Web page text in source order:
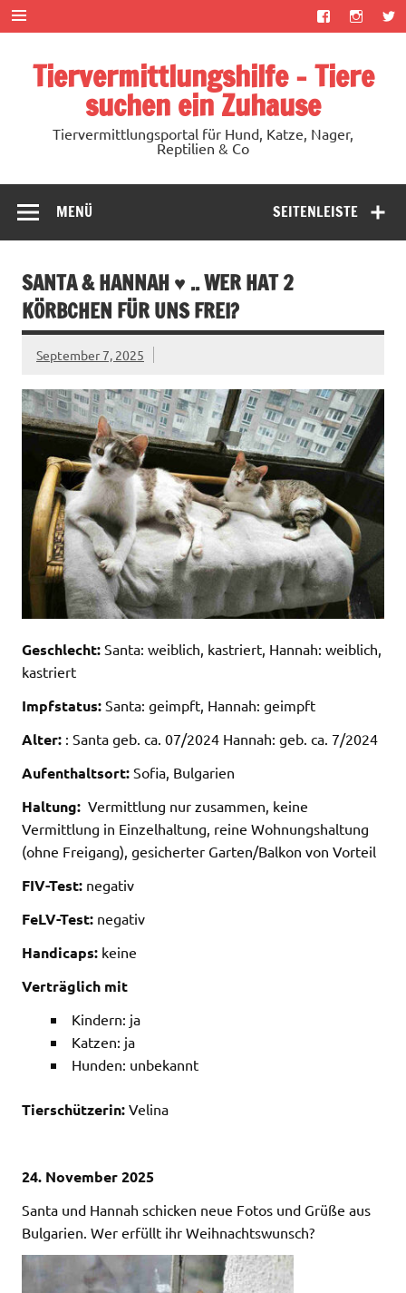
Zum
Inhalt
springen
Tiervermittlungshilfe – Tiere
suchen ein Zuhause
Tiervermittlungsportal für Hund, Katze, Nager,
Reptilien & Co
SEITENLEISTE
MENÜ
SANTA & HANNAH ♥ .. WER HAT 2
KÖRBCHEN FÜR UNS FREI?
September 7, 2025
Geschlecht: Santa: weiblich, kastriert, Hannah: weiblich,
kastriert
Impfstatus: Santa: geimpft, Hannah: geimpft
Alter: : Santa geb. ca. 07/2024 Hannah: geb. ca. 7/2024
Aufenthaltsort: Sofia, Bulgarien
Haltung: Vermittlung nur zusammen, keine
Vermittlung in Einzelhaltung, reine Wohnungshaltung
(ohne Freigang), gesicherter Garten/Balkon von Vorteil
FIV-Test: negativ
FeLV-Test: negativ
Handicaps: keine
Verträglich mit
Kindern: ja
Katzen: ja
Hunden: unbekannt
Tierschützerin: Velina
24. November 2025
Santa und Hannah schicken neue Fotos und Grüße aus
Bulgarien. Wer erfüllt ihr Weihnachtswunsch?